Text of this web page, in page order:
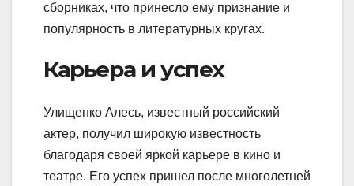
сборниках, что принесло ему признание и
популярность в литературных кругах.
Карьера и успех
Улищенко Алесь, известный российский
актер, получил широкую известность
благодаря своей яркой карьере в кино и
театре. Его успех пришел после многолетней